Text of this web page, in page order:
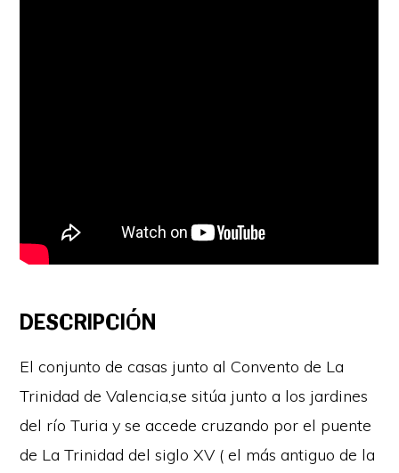
DESCRIPCIÓN
El conjunto de casas junto al Convento de La
Trinidad de Valencia,se sitúa junto a los jardines
del río Turia y se accede cruzando por el puente
de La Trinidad del siglo XV ( el más antiguo de la